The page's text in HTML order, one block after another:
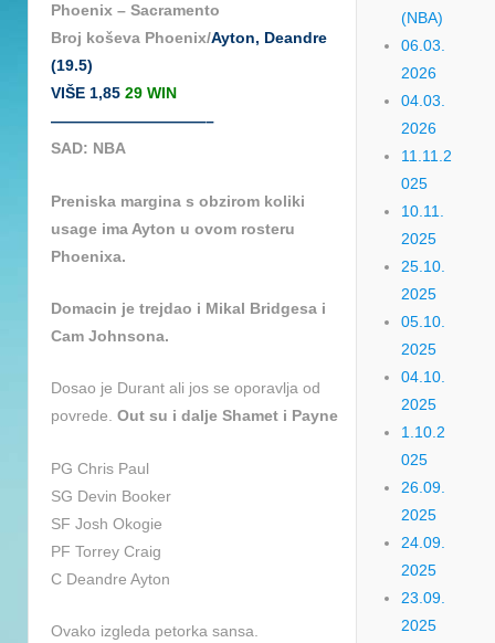
Phoenix – Sacramento
Broj koševa Phoenix/Ayton, Deandre
(19.5)
VIŠE 1,85 29 WIN
——————————–
SAD: NBA
Preniska margina s obzirom koliki
usage ima Ayton u ovom rosteru
Phoenixa.
Domacin je trejdao i Mikal Bridgesa i
Cam Johnsona.
Dosao je Durant ali jos se oporavlja od
povrede. Out su i dalje Shamet i Payne
PG Chris Paul
SG Devin Booker
SF Josh Okogie
PF Torrey Craig
C Deandre Ayton
Ovako izgleda petorka sansa.
(NBA)
06.03.
2026
04.03.
2026
11.11.2
025
10.11.
2025
25.10.
2025
05.10.
2025
04.10.
2025
1.10.2
025
26.09.
2025
24.09.
2025
23.09.
2025